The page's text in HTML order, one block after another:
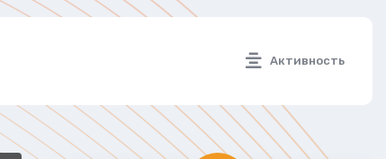
Активность